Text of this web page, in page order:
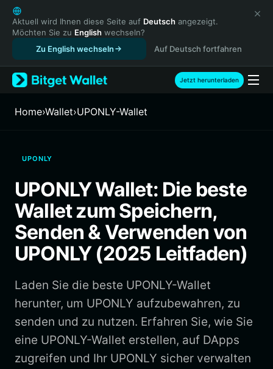
English
日本語
Tiếng Việt
Русский
Español (Latinoamérica)
Türkçe
Français
繁體中文
Bahasa Indonesia
ภาษาไทย
हिन्दी
Español
Português (Brasil)
Aktuell wird Ihnen diese Seite auf Deutsch angezeigt.
Möchten Sie zu English wechseln?
Zu English wechseln
Auf Deutsch fortfahren
Jetzt herunterladen
Home›Wallet›UPONLY-Wallet
UPONLY
UPONLY Wallet: Die beste
Wallet zum Speichern,
Senden & Verwenden von
UPONLY (2025 Leitfaden)
Laden Sie die beste UPONLY-Wallet
herunter, um UPONLY aufzubewahren, zu
senden und zu nutzen. Erfahren Sie, wie Sie
eine UPONLY-Wallet erstellen, auf DApps
zugreifen und Ihr UPONLY sicher verwalten